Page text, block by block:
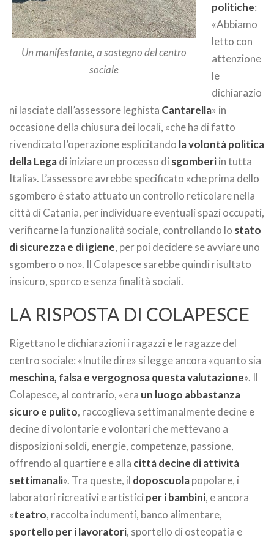
Un manifestante, a sostegno del centro
sociale
politiche:
«Abbiamo
letto con
attenzione
le
dichiarazio
ni lasciate dall’assessore leghista Cantarella» in
occasione della chiusura dei locali, «che ha di fatto
rivendicato l’operazione esplicitando la volontà politica
della Legadi iniziare un processo di sgomberiin tutta
Italia». L’assessore avrebbe specificato «che prima dello
sgombero è stato attuato un controllo reticolare nella
città di Catania, per individuare eventuali spazi occupati,
verificarne la funzionalità sociale, controllando lo stato
di sicurezza e di igiene, per poi decidere se avviare uno
sgombero o no». Il Colapesce sarebbe quindi risultato
insicuro, sporco e senza finalità sociali.
LA RISPOSTA DI COLAPESCE
Rigettano le dichiarazioni i ragazzi e le ragazze del
centro sociale: «Inutile dire» si legge ancora «quanto sia
meschina, falsa e vergognosa questa valutazione». Il
Colapesce, al contrario, «era un luogo abbastanza
sicuro e pulito, raccoglieva settimanalmente decine e
decine di volontarie e volontari che mettevano a
disposizioni soldi, energie, competenze, passione,
offrendo al quartiere e alla città decine di attività
settimanali». Tra queste, il doposcuolapopolare, i
laboratori ricreativi e artistici per i bambini, e ancora
«teatro, raccolta indumenti, banco alimentare,
sportello per i lavoratori, sportello di osteopatia e